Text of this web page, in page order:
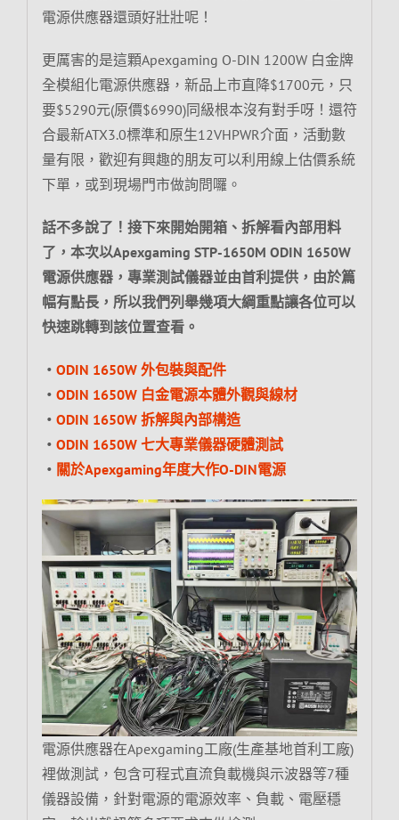
電源供應器還頭好壯壯呢！
更厲害的是這顆Apexgaming O-DIN 1200W 白金牌
全模組化電源供應器，新品上市直降$1700元，只
要$5290元(原價$6990)同級根本沒有對手呀！還符
合最新ATX3.0標準和原生12VHPWR介面，活動數
量有限，歡迎有興趣的朋友可以利用線上估價系統
下單，或到現場門市做詢問囉。
話不多說了！接下來開始開箱、拆解看內部用料
了，本次以Apexgaming STP-1650M ODIN 1650W
電源供應器，專業測試儀器並由首利提供，由於篇
幅有點長，所以我們列舉幾項大綱重點讓各位可以
快速跳轉到該位置查看。
‧ ODIN 1650W 外包裝與配件
‧ ODIN 1650W 白金電源本體外觀與線材
‧ ODIN 1650W 拆解與內部構造
‧ ODIN 1650W 七大專業儀器硬體測試
‧ 關於Apexgaming年度大作O-DIN電源
電源供應器在Apexgaming工廠(生產基地首利工廠)
裡做測試，包含可程式直流負載機與示波器等7種
儀器設備，針對電源的電源效率、負載、電壓穩